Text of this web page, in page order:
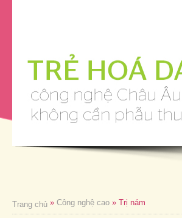
Trang chủ » Công nghệ cao » Trị nám